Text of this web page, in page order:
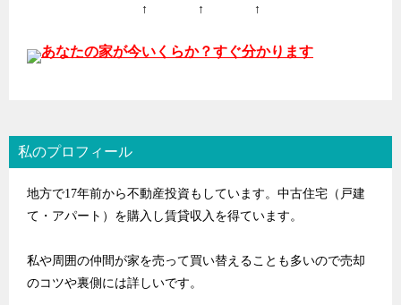
↑ ↑ ↑
あなたの家が今いくらか？すぐ分かります
私のプロフィール
地方で17年前から不動産投資もしています。中古住宅（戸建
て・アパート）を購入し賃貸収入を得ています。
私や周囲の仲間が家を売って買い替えることも多いので売却
のコツや裏側には詳しいです。